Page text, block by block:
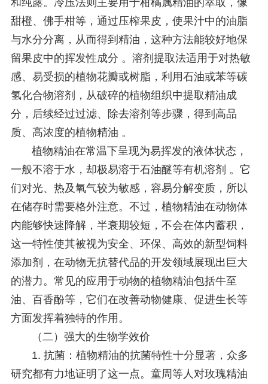
和纯露。冷压法则主要用于柑橘属精油的萃取，像
甜橙、佛手柑等，通过压榨果皮，使果汁中的油脂
与水分分离，从而得到精油，这种方法能较好地保
留果皮中的挥发性成分 。溶剂提取法适用于对热敏
感、易受损的植物花瓣或树脂，利用石油或苯等碳
氢化合物溶剂，从破碎的植物组织中提取精油成
分，后续经过过滤、除去溶剂等步骤，得到高品
质、高浓度的植物精油 。
植物精油在常温下呈现为易挥发的液体状态，
一般不溶于水，却极易溶于石油醚等有机溶剂 。它
们对光、热及氧气较为敏感，容易分解变质，所以
在储存时需要格外注意。不过，植物精油在动物体
内能够快速降解，半衰期较短，不会在体内蓄积，
这一特性使其被视为安全、环保、高效的新型饲料
添加剂，在动物无抗替代品的开发领域展现出巨大
的潜力。常见的应用于动物的植物精油包括牛至
油、百香酚等，它们在改善动物健康、促进生长等
方面发挥着独特的作用。
（二）强大的生物学效价
1. 抗菌：植物精油的抗菌特性十分显著，众多
研究都有力地证明了这一点。童周等人对玫瑰精油